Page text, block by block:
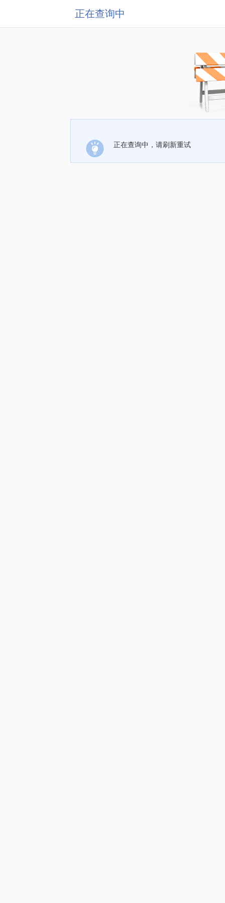
正在查询中
正在查询中，请刷新重试